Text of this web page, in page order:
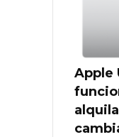
Apple